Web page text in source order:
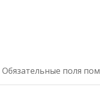
Обязательные поля